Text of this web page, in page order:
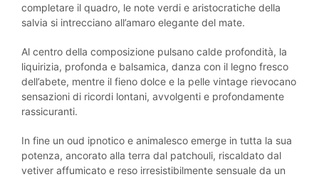
completare il quadro, le note verdi e aristocratiche della
salvia si intrecciano all’amaro elegante del mate.
Al centro della composizione pulsano calde profondità, la
liquirizia, profonda e balsamica, danza con il legno fresco
dell’abete, mentre il fieno dolce e la pelle vintage rievocano
sensazioni di ricordi lontani, avvolgenti e profondamente
rassicuranti.
In fine un oud ipnotico e animalesco emerge in tutta la sua
potenza, ancorato alla terra dal patchouli, riscaldato dal
vetiver affumicato e reso irresistibilmente sensuale da un